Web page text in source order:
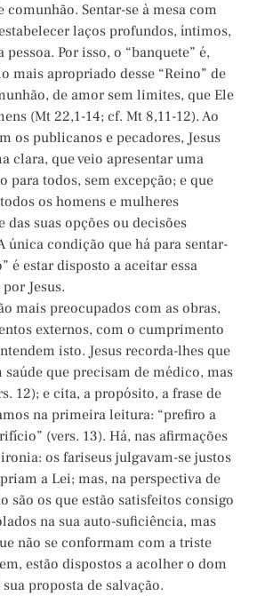
Sentar-se à mesa com
laços profundos, íntimos,
Por isso, o “banquete” é,
mais apropriado desse “Reino” de
de amor sem limites, que Ele
(Mt 22,1-14; cf. Mt 8,11-12). Ao
os publicanos e pecadores, Jesus
clara, que veio apresentar uma
para todos, sem excepção; e que
os homens e mulheres
das suas opções ou decisões
única condição que há para sentar-
é estar disposto a aceitar essa
Jesus.
mais preocupados com as obras,
externos, com o cumprimento
isto. Jesus recorda-lhes que
saúde que precisam de médico, mas
12); e cita, a propósito, a frase de
na primeira leitura: “prefiro a
(vers. 13). Há, nas afirmações
os fariseus julgavam-se justos
a Lei; mas, na perspectiva de
são os que estão satisfeitos consigo
na sua auto-suficiência, mas
não se conformam com a triste
estão dispostos a acolher o dom
proposta de salvação.